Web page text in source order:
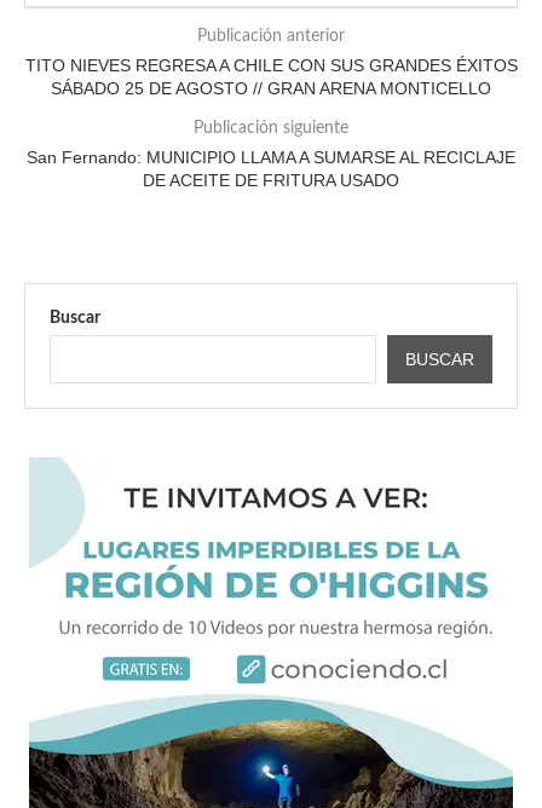
Publicación anterior
TITO NIEVES REGRESA A CHILE CON SUS GRANDES ÉXITOS
SÁBADO 25 DE AGOSTO // GRAN ARENA MONTICELLO
Publicación siguiente
San Fernando: MUNICIPIO LLAMA A SUMARSE AL RECICLAJE
DE ACEITE DE FRITURA USADO
Buscar
BUSCAR